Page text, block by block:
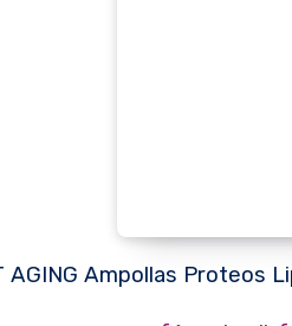
AGING Ampollas Proteos